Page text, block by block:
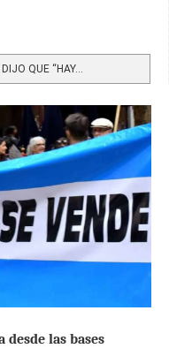
QUE “HAY...
desde las bases